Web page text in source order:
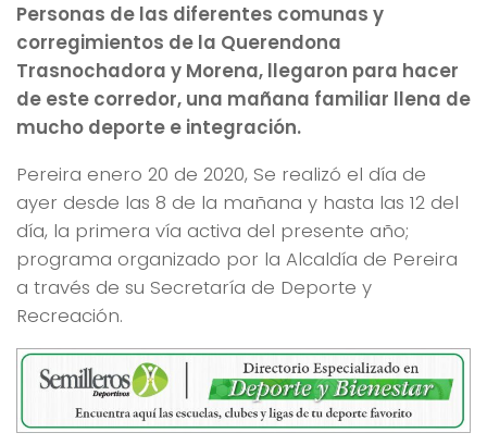
Personas de las diferentes comunas y
corregimientos de la Querendona
Trasnochadora y Morena, llegaron para hacer
de este corredor, una mañana familiar llena de
mucho deporte e integración.
Pereira enero 20 de 2020, Se realizó el día de
ayer desde las 8 de la mañana y hasta las 12 del
día, la primera vía activa del presente año;
programa organizado por la Alcaldía de Pereira
a través de su Secretaría de Deporte y
Recreación.